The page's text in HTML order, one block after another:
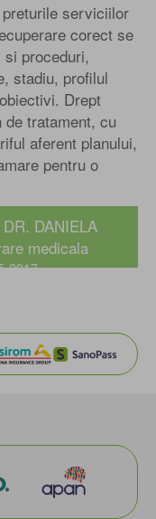
serviciilor
corect se
si proceduri,
stadiu, profilul
Drept
de tratament, cu
aferent planului,
pentru o
DANIELA
medicala
2017